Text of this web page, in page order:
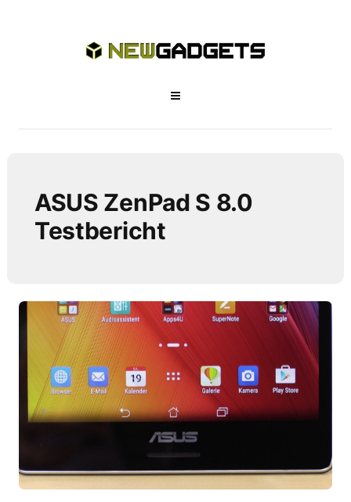
ASUS ZenPad S 8.0
Testbericht